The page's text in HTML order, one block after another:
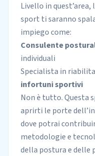
Livello in quest’area,
sport ti saranno
impiego come:
Consulente
individuali
Specialista in
infortuni sportivi
Non è tutto. Questa
aprirti le porte
dove potrai
metodologie e
della postura e delle